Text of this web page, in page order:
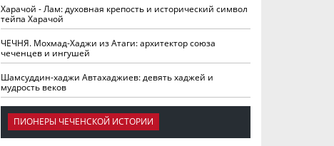
Харачой - Лам: духовная крепость и исторический символ
тейпа Харачой
ЧЕЧНЯ. Мохмад-Хаджи из Атаги: архитектор союза
чеченцев и ингушей
Шамсуддин-хаджи Автахаджиев: девять хаджей и
мудрость веков
ПИОНЕРЫ ЧЕЧЕНСКОЙ ИСТОРИИ